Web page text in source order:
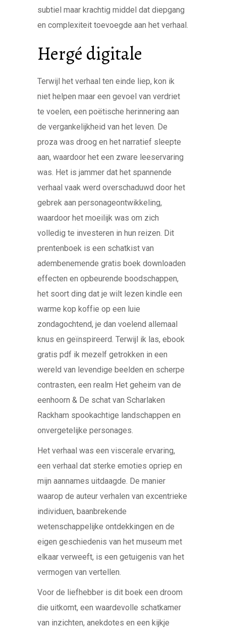
subtiel maar krachtig middel dat diepgang
en complexiteit toevoegde aan het verhaal.
Hergé digitale
Terwijl het verhaal ten einde liep, kon ik
niet helpen maar een gevoel van verdriet
te voelen, een poëtische herinnering aan
de vergankelijkheid van het leven. De
proza was droog en het narratief sleepte
aan, waardoor het een zware leeservaring
was. Het is jammer dat het spannende
verhaal vaak werd overschaduwd door het
gebrek aan personageontwikkeling,
waardoor het moeilijk was om zich
volledig te investeren in hun reizen. Dit
prentenboek is een schatkist van
adembenemende gratis boek downloaden
effecten en opbeurende boodschappen,
het soort ding dat je wilt lezen kindle een
warme kop koffie op een luie
zondagochtend, je dan voelend allemaal
knus en geïnspireerd. Terwijl ik las, ebook
gratis pdf ik mezelf getrokken in een
wereld van levendige beelden en scherpe
contrasten, een realm Het geheim van de
eenhoorn & De schat van Scharlaken
Rackham spookachtige landschappen en
onvergetelijke personages.
Het verhaal was een viscerale ervaring,
een verhaal dat sterke emoties opriep en
mijn aannames uitdaagde. De manier
waarop de auteur verhalen van excentrieke
individuen, baanbrekende
wetenschappelijke ontdekkingen en de
eigen geschiedenis van het museum met
elkaar verweeft, is een getuigenis van het
vermogen van vertellen.
Voor de liefhebber is dit boek een droom
die uitkomt, een waardevolle schatkamer
van inzichten, anekdotes en een kijkje